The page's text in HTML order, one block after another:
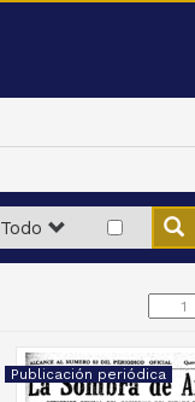
Todo
Publicación periódica